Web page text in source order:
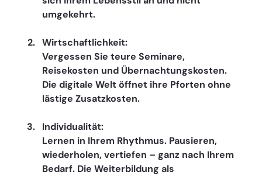
umgekehrt.
Wirtschaftlichkeit:
Vergessen Sie teure Seminare,
Reisekosten und Übernachtungskosten.
Die digitale Welt öffnet ihre Pforten ohne
lästige Zusatzkosten.
Individualität:
Lernen in Ihrem Rhythmus. Pausieren,
wiederholen, vertiefen – ganz nach Ihrem
Bedarf. Die Weiterbildung als